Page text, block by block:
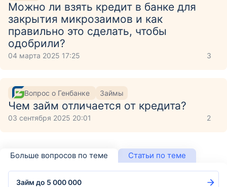
Можно ли взять кредит в банке для
закрытия микрозаимов и как
правильно это сделать, чтобы
одобрили?
04 марта 2025 17:25 3
Вопрос о Генбанке Займы
Чем займ отличается от кредита?
03 сентября 2025 20:01 2
Больше вопросов по теме Статьи по теме
Займ до 5 000 000